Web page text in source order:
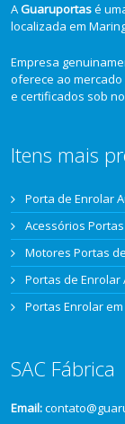
AGuaruportasé
localizada em
Empresa
oferece ao
e certificados sob
Itens mais
Porta de Enrolar
Acessórios
Motores Portas
Portas de Enrolar
Portas Enrolar
SAC Fábrica
Email: